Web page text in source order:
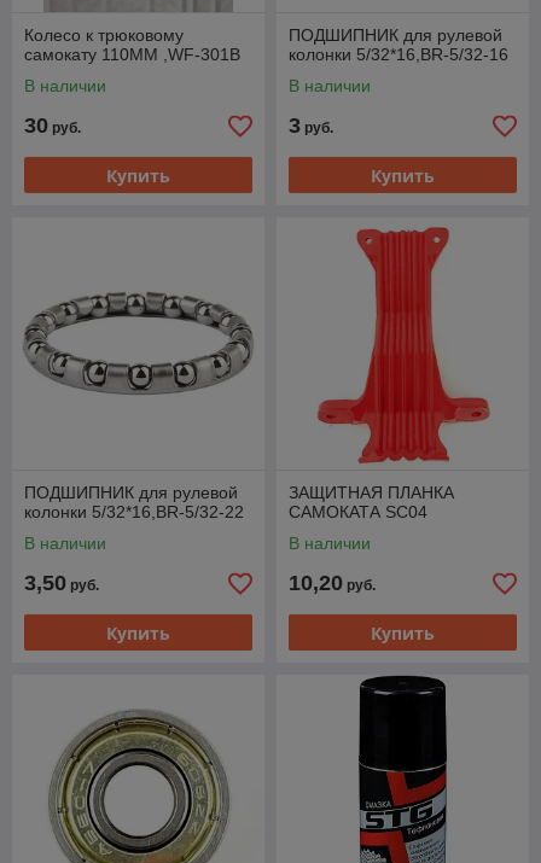
Колесо к трюковому
самокату 110ММ ,WF-301B
В наличии
30 руб.
Купить
ПОДШИПНИК для рулевой
колонки 5/32*16,BR-5/32-16
В наличии
3 руб.
Купить
ПОДШИПНИК для рулевой
колонки 5/32*16,BR-5/32-22
В наличии
3,50 руб.
Купить
ЗАЩИТНАЯ ПЛАНКА
САМОКАТА SC04
В наличии
10,20 руб.
Купить